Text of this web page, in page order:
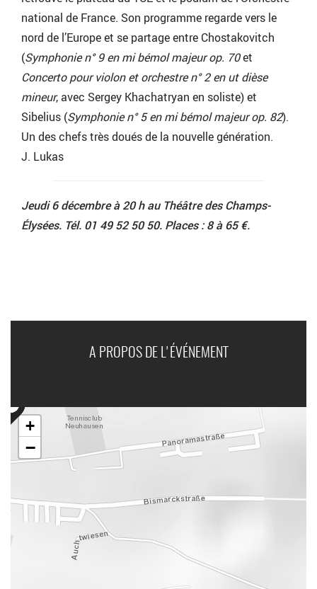
national de France. Son programme regarde vers le
nord de l’Europe et se partage entre Chostakovitch
(Symphonie n° 9 en mi bémol majeur op. 70et
Concerto pour violon et orchestre n° 2 en ut dièse
mineur, avec Sergey Khachatryan en soliste) et
Sibelius (Symphonie n° 5 en mi bémol majeur op. 82).
Un des chefs très doués de la nouvelle génération.
J. Lukas
Jeudi 6 décembre à 20 h au Théâtre des Champs-
Élysées. Tél. 01 49 52 50 50. Places : 8 à 65 €.
A PROPOS DE L'ÉVÉNEMENT
+
−